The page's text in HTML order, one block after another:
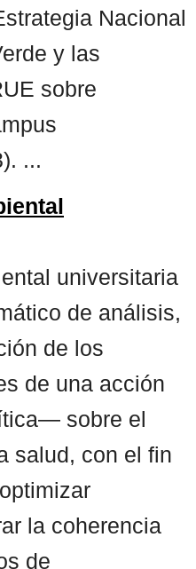
Nacional
y las
sobre
...
universitaria
de análisis,
de los
de una acción
sobre el
salud, con el fin
la coherencia
de